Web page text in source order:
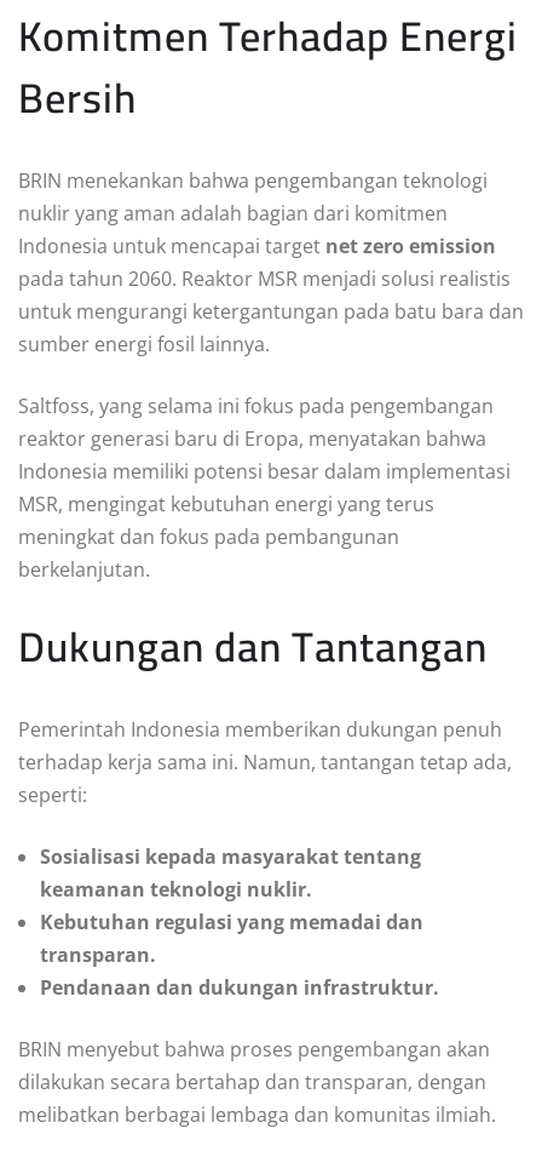
Komitmen Terhadap Energi
Bersih
BRIN menekankan bahwa pengembangan teknologi
nuklir yang aman adalah bagian dari komitmen
Indonesia untuk mencapai target net zero emission
pada tahun 2060. Reaktor MSR menjadi solusi realistis
untuk mengurangi ketergantungan pada batu bara dan
sumber energi fosil lainnya.
Saltfoss, yang selama ini fokus pada pengembangan
reaktor generasi baru di Eropa, menyatakan bahwa
Indonesia memiliki potensi besar dalam implementasi
MSR, mengingat kebutuhan energi yang terus
meningkat dan fokus pada pembangunan
berkelanjutan.
Dukungan dan Tantangan
Pemerintah Indonesia memberikan dukungan penuh
terhadap kerja sama ini. Namun, tantangan tetap ada,
seperti:
Sosialisasi kepada masyarakat tentang
keamanan teknologi nuklir.
Kebutuhan regulasi yang memadai dan
transparan.
Pendanaan dan dukungan infrastruktur.
BRIN menyebut bahwa proses pengembangan akan
dilakukan secara bertahap dan transparan, dengan
melibatkan berbagai lembaga dan komunitas ilmiah.